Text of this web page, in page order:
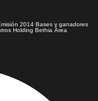
2014 Bases y ganadores
Holding Bethia Área